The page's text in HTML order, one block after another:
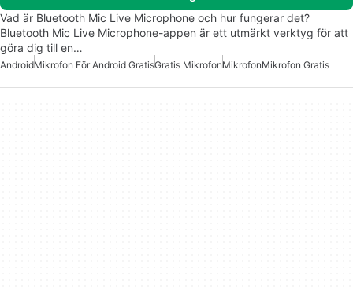
Vad är Bluetooth Mic Live Microphone och hur fungerar det?
Bluetooth Mic Live Microphone-appen är ett utmärkt verktyg för att
göra dig till en…
AndroidMikrofon För Android GratisGratis MikrofonMikrofonMikrofon Gratis